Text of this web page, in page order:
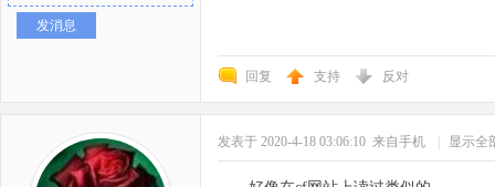
发消息
回复 支持 反对
发表于 2020-4-18 03:06:10 来自手机 显示全